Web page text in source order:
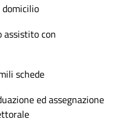
assistito con
schede
ed assegnazione